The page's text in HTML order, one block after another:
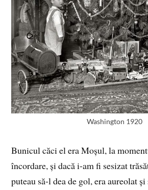
Washington 1920
Bunicul căci el era Moșul, la
încordare, și dacă i-am fi sesizat
puteau să-l dea de gol, era aureolat